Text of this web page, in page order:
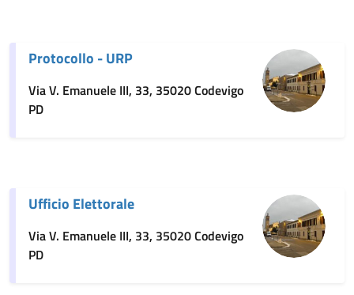
Protocollo - URP
Via V. Emanuele III, 33, 35020 Codevigo
PD
Ufficio Elettorale
Via V. Emanuele III, 33, 35020 Codevigo
PD